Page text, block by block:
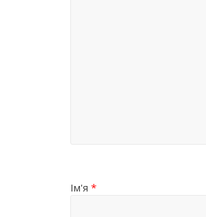
Ім'я *